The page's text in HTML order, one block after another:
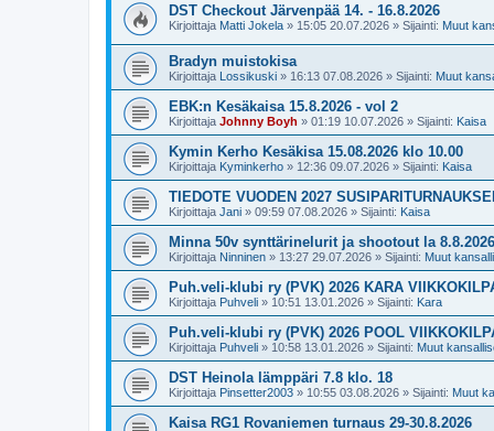
DST Checkout Järvenpää 14. - 16.8.2026
Kirjoittaja Matti Jokela » 15:05 20.07.2026 » Sijainti: Muut
Bradyn muistokisa
Kirjoittaja Lossikuski » 16:13 07.08.2026 » Sijainti: Muut
EBK:n Kesäkaisa 15.8.2026 - vol 2
Kirjoittaja Johnny Boyh » 01:19 10.07.2026 » Sijainti: Kaisa
Kymin Kerho Kesäkisa 15.08.2026 klo 10.00
Kirjoittaja Kyminkerho » 12:36 09.07.2026 » Sijainti: Kaisa
TIEDOTE VUODEN 2027
Kirjoittaja Jani » 09:59 07.08.2026 » Sijainti: Kaisa
Minna 50v synttärinelurit ja shootout la
Kirjoittaja Ninninen » 13:27 29.07.2026 » Sijainti: Muut
Puh.veli-klubi ry (PVK) 2026 KARA
Kirjoittaja Puhveli » 10:51 13.01.2026 » Sijainti: Kara
Puh.veli-klubi ry (PVK) 2026 POOL
Kirjoittaja Puhveli » 10:58 13.01.2026 » Sijainti: Muut
DST Heinola lämppäri 7.8 klo. 18
Kirjoittaja Pinsetter2003 » 10:55 03.08.2026 » Sijainti: Muut
Kaisa RG1 Rovaniemen turnaus 29-30.8.2026